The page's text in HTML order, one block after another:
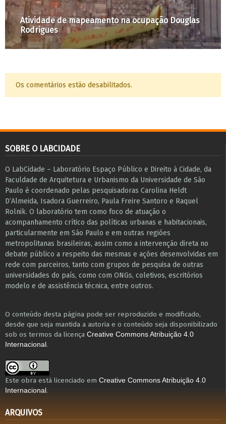
Golpe na Câmara Municipal de São Paulo!
Os comentários estão desabilitados.
SOBRE O LABCIDADE
O LabCidade – Laboratório Espaço Público e Direito à Cidade, da
Faculdade de Arquitetura e Urbanismo da Universidade de São
Paulo é coordenado pelas pesquisadoras Carolina Heldt
D’Almeida, Isadora Guerreiro, Paula Freire Santoro e Raquel
Rolnik. O laboratório tem como foco de atuação o
acompanhamento crítico das políticas urbanas e habitacionais,
particularmente em São Paulo e ​em outras regiões
metropolitanas brasileiras, assim como a intervenção direta no
debate público a respeito das mesmas e ações desenvolvidas em
r​e​de com parceiros, tanto com grupos de pesquisa ​de outras
universidades do país, como com ONGs, coletivos, escritórios
modelo e de assistência técnica​, entre outros​.
O conteúdo desta página pode ser reproduzido e modificado,
desde que seja mantida a autoria e o conteúdo seja disponibilizado
sob os termos da licença Creative Commons Atribuição 4.0
Internacional .
Este obra está licenciado em Creative Commons Atribuição 4.0
Internacional .
ARQUIVOS